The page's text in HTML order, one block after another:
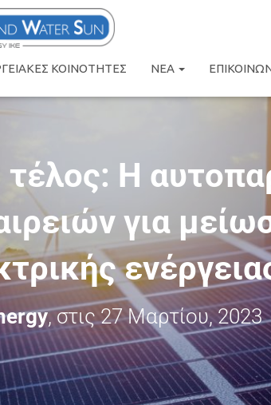
ΚΟΙΝΟΤΗΤΕΣ ΝΕΑ
τέλος: Η
για
, στις27 Μαρτίου, 2023